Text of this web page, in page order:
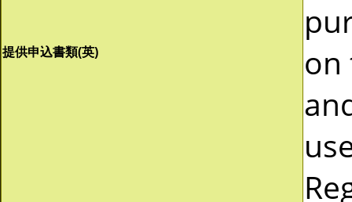
提供申込書類(英)
on